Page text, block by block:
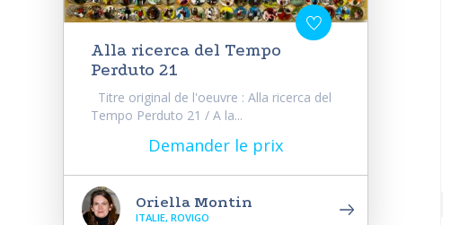
Alla ricerca del Tempo
Perduto 21
Titre original de l'oeuvre : Alla ricerca del
Tempo Perduto 21 / A la...
Demander le prix
Oriella Montin
ITALIE, ROVIGO